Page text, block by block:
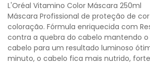
L'Oréal Vitamino Color Máscara 250ml
Máscara Profissional de proteção de
coloração. Fórmula enriquecida com
contra a quebra do cabelo mantendo o
cabelo para um resultado luminoso
minuto, o cabelo fica mais nutrido,